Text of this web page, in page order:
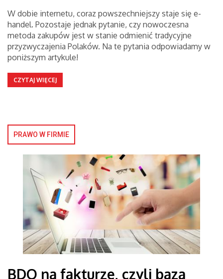
W dobie internetu, coraz powszechniejszy staje się e-
handel. Pozostaje jednak pytanie, czy nowoczesna
metoda zakupów jest w stanie odmienić tradycyjne
przyzwyczajenia Polaków. Na te pytania odpowiadamy w
poniższym artykule!
CZYTAJ WIĘCEJ
PRAWO W FIRMIE
BDO na fakturze, czyli baza